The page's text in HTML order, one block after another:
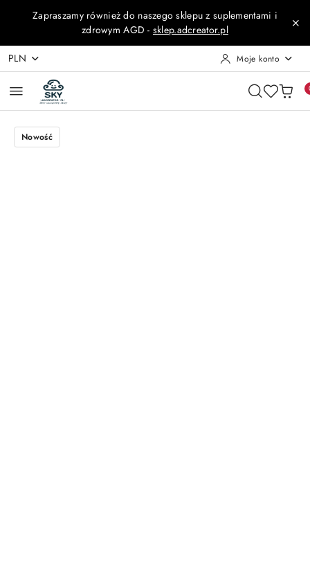
Przejdź do treści głównej
Przejdź do wyszukiwarki
Przejdź do moje konto
Przejdź do menu głównego
Przejdź do opisu produktu
Przejdź do stopki
Zapraszamy również do naszego sklepu z suplementami i
zdrowym AGD - sklep.adcreator.pl
PLN Moje konto
Nowość